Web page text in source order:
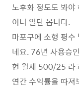
노후화 정도도 봐야
이니 일단 봅니다.
마포구에 소형 평
네요. 76년 사용승
현 월세 500/25 라
연간 수익률을 따져